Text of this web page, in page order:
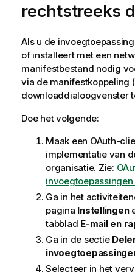
m
n
t
rechtstreeks
Als u de
of installeert met een
manifestbestand nodig
via de manifestkoppeling
downloaddialoogvenster
Doe het volgende:
Maak een OAuth-
implementatie van
organisatie. Zie:
Ga in het
pagina Instellingen
tabblad E-mail en
Ga in de sectie
Selecteer in het